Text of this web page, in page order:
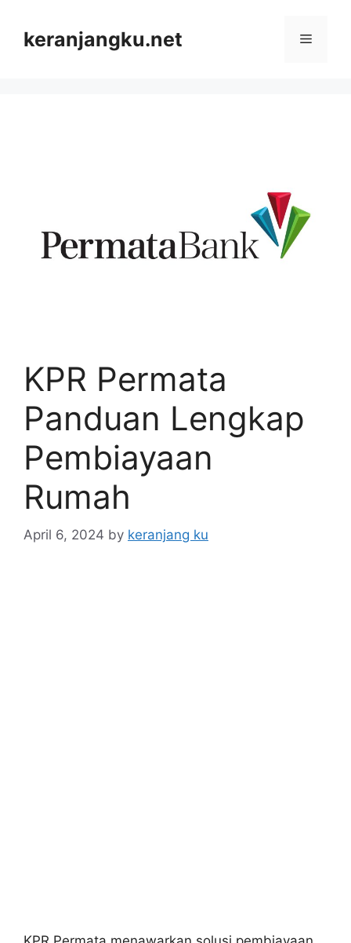
contentkeranjangku.net Menu
KPR Permata
Panduan Lengkap
Pembiayaan
Rumah
April 6, 2024 by keranjang ku